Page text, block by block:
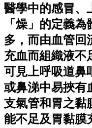
醫學中的感冒、
「燥」的定義
多，而由血管回
充血而組織液不
可見上呼吸道鼻
或鼻涕中易挾有
支氣管和胃之黏
能不足及胃黏膜